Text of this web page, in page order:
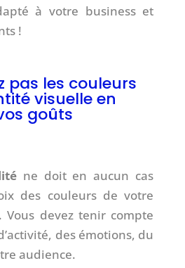
à votre business et
!
pas les couleurs
visuelle en
goûts
ne doit en aucun cas
des couleurs de votre
. Vous devez tenir compte
des émotions, du
audience.